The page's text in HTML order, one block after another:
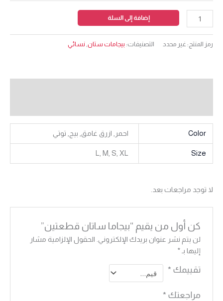
إضافة إلى السلة
رمز المنتج: غير محدد التصنيفات: بيجامات ستان نسائي
Color احمر, ازرق غامق, بيج, توتي
Size
L, M, S, XL
لا توجد مراجعات بعد.
كن أول من يقيم “بيجاما ساتان قطعتين”
لن يتم نشر عنوان بريدك الإلكتروني. الحقول الإلزامية مشار
إليها بـ*
تقييمك *
مراجعتك *